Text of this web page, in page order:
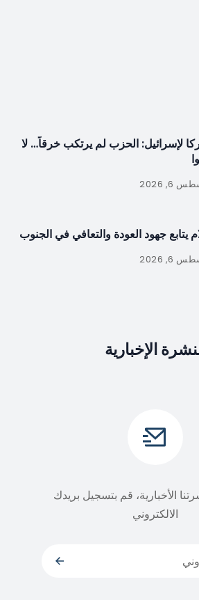
لإسرائيل: الحزب لم يرتكب خرقاً… لا
6, 2026
يتابع جهود العودة والتعافي في الجنوب
6, 2026
الإخبارية
الأخبارية، قم بتسجيل بريدك
الالكتروني